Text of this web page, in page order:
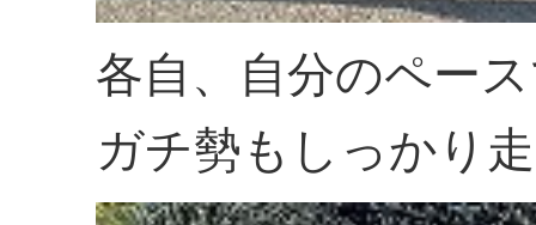
各自、自分のペー
ガチ勢もしっかり